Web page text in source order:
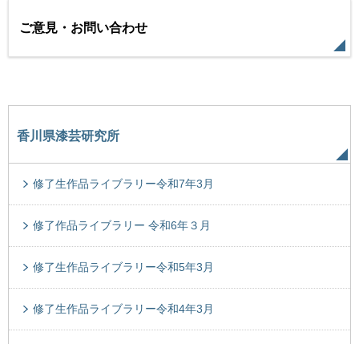
ご意見・お問い合わせ
香川県漆芸研究所
修了生作品ライブラリー令和7年3月
修了作品ライブラリー 令和6年３月
修了生作品ライブラリー令和5年3月
修了生作品ライブラリー令和4年3月